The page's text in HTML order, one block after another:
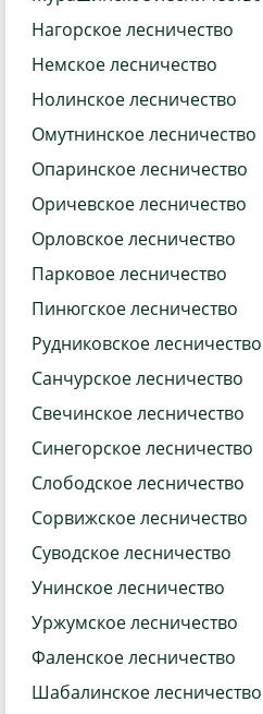
Нагорское лесничество
Немское лесничество
Нолинское лесничество
Омутнинское лесничество
Опаринское лесничество
Оричевское лесничество
Орловское лесничество
Парковое лесничество
Пинюгское лесничество
Рудниковское лесничество
Санчурское лесничество
Свечинское лесничество
Синегорское лесничество
Слободское лесничество
Сорвижское лесничество
Суводское лесничество
Унинское лесничество
Уржумское лесничество
Фаленское лесничество
Шабалинское лесничество